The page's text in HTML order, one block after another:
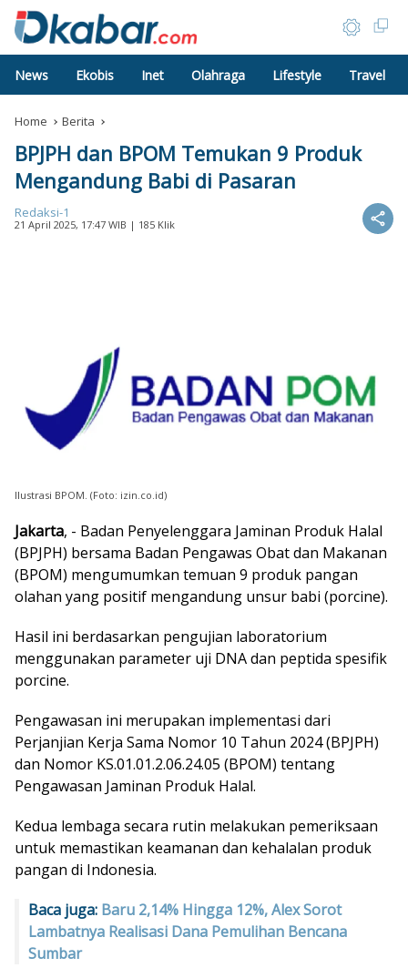
News Ekobis Inet Olahraga Lifestyle Travel
Home Berita
BPJPH dan BPOM Temukan 9 Produk
Mengandung Babi di Pasaran
Redaksi-1
21 April 2025, 17:47 WIB | 185 Klik
Ilustrasi BPOM. (Foto: izin.co.id)
Jakarta, - Badan Penyelenggara Jaminan Produk Halal
(BPJPH) bersama Badan Pengawas Obat dan Makanan
(BPOM) mengumumkan temuan 9 produk pangan
olahan yang positif mengandung unsur babi (porcine).
Hasil ini berdasarkan pengujian laboratorium
menggunakan parameter uji DNA dan peptida spesifik
porcine.
Pengawasan ini merupakan implementasi dari
Perjanjian Kerja Sama Nomor 10 Tahun 2024 (BPJPH)
dan Nomor KS.01.01.2.06.24.05 (BPOM) tentang
Pengawasan Jaminan Produk Halal.
Kedua lembaga secara rutin melakukan pemeriksaan
untuk memastikan keamanan dan kehalalan produk
pangan di Indonesia.
Baca juga: Baru 2,14% Hingga 12%, Alex Sorot
Lambatnya Realisasi Dana Pemulihan Bencana
Sumbar